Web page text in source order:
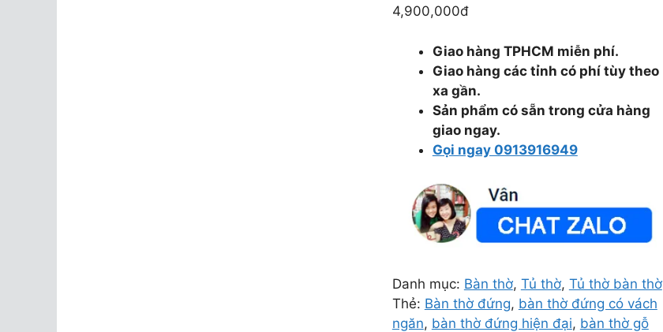
4,900,000đ
Giao hàng TPHCM miễn phí.
Giao hàng các tỉnh có phí tùy theo
xa gần.
Sản phẩm có sẵn trong cửa hàng
giao ngay.
Gọi ngay 0913916949
Danh mục: Bàn thờ, Tủ thờ, Tủ thờ bàn thờ
Thẻ: Bàn thờ đứng, bàn thờ đứng có vách
ngăn, bàn thờ đứng hiện đại, bàn thờ gỗ